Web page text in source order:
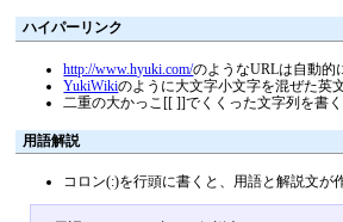
ハイパーリンク
http://www.hyuki.com/のようなURLは自動的
YukiWikiのように大文字小文字を混ぜた英
二重の大かっこ[[ ]]でくくった文字列を書
用語解説
コロン(:)を行頭に書くと、用語と解説文が